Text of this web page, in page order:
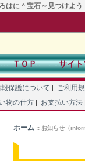
はに＾宝石～見つけよ
ＴＯＰ サイ
保護について | ご利用
物の仕方 | お支払い方法
ホーム :: お知らせ（